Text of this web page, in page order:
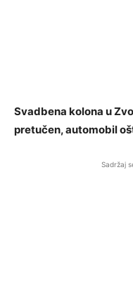
Svadbena kolona u
pretučen, automobil
Sadržaj